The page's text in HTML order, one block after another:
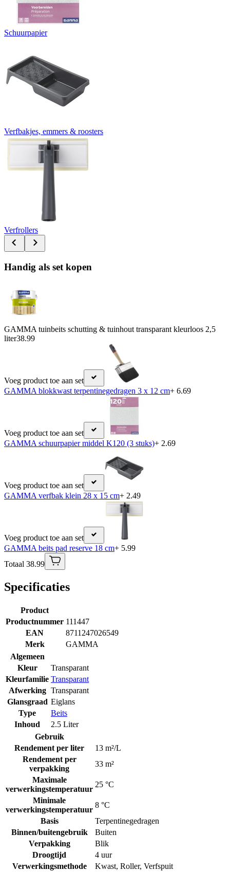
Schuurpapier
Verfbakjes, emmers & roosters
Verfrollers
Handig als set kopen
GAMMA tuinbeits schutting & tuinhout transparant kleurloos 2,5
liter38.99
Voeg product toe aan set
GAMMA blokkwast terpentinegedragen 3 x 12 cm+ 6.69
Voeg product toe aan set
GAMMA schuurpapier middel K120 (3 stuks)+ 2.69
Voeg product toe aan set
GAMMA verfbak klein 28 x 15 cm+ 2.49
Voeg product toe aan set
GAMMA beits pad reserve 18 cm+ 5.99
Totaal 38.99
Specificaties
Product
Productnummer 111447
EAN
8711247026549
Merk
GAMMA
Algemeen
Kleur
Transparant
Kleurfamilie Transparant
Afwerking Transparant
Glansgraad Eiglans
Type
Beits
Inhoud
2.5 Liter
Gebruik
Rendement per liter
13 m²/L
Rendement per
verpakking
33 m²
Maximale
verwerkingstemperatuur
25 °C
Minimale
verwerkingstemperatuur
8 °C
Basis
Terpentinegedragen
Binnen/buitengebruik
Buiten
Verpakking
Blik
Droogtijd
4 uur
Verwerkingsmethode
Kwast, Roller, Verfspuit